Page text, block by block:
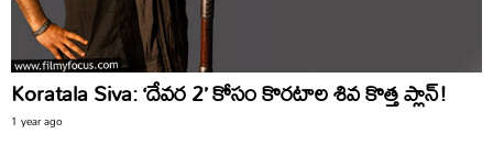
Koratala Siva: ‘దేవర 2’ కోసం కొరటాల శివ కొత్త ప్లాన్!
1 year ago